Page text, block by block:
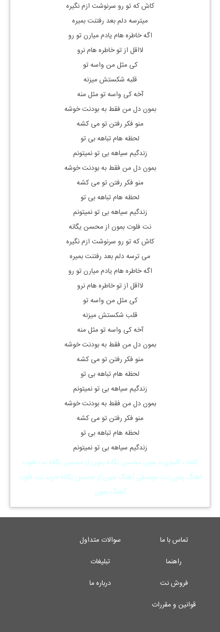
کاش که تو رو سرنوشت ازم نگیره
میترسه دلم بعد رفتنت بمیره
اگه خاطره هام یادم میارن تو رو
لااقل از تو خاطره هام نرو
کی مثل من واسه تو
قلبه شکستش میزنه
آخه کی واسه تو مثل منه
بمون دل من فقط به بودنت خوشه
منو فکر رفتن تو می کشه
لحظه هام تباهه بی تو
زندگیم سیاهه بی تو نمیتونم
بمون دل من فقط به بودنت خوشه
منو فکر رفتن تو می کشه
لحظه هام تباهه بی تو
زندگیم سیاهه بی تو نمیتونم
نت فلوت بمون از محسن یگانه
کاش که تو رو سرنوشت ازم نگیره
می ترسه دلم بعد رفتنت بمیره
اگه خاطره هام یادم میارن تو رو
لااقل از تو خاطره هام نرو
کی مثل من واسه تو
قلب شکستش میزنه
آخه کی واسه تو مثل منه
بمون دل من فقط به بودنت خوشه
منو فکر رفتن تو می کشه
لحظه هام تباهه بی تو
زندگیم سیاهه بی تو نمیتونم
بمون دل من فقط به بودنت خوشه
منو فکر رفتن تو می کشه
لحظه هام تباهه بی تو
زندگیم سیاهه بی تو نمیتونم
کلمات کلیدی » بمون محسن یگانه بمون از محسن یگانه نت فلوت
اهنگ بمون نت موسیقی آهنگ بمون از محسن یگانه خرید نت فلوت
آهنگ بمون
تماس با ما
سوالات متداول
راهنما
تبلیغات
فروش نت
درباره ما
قوانین و مقررات